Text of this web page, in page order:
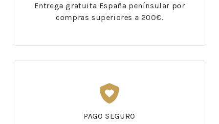
Entrega gratuita España penínsular por
compras superiores a 200€.
PAGO SEGURO